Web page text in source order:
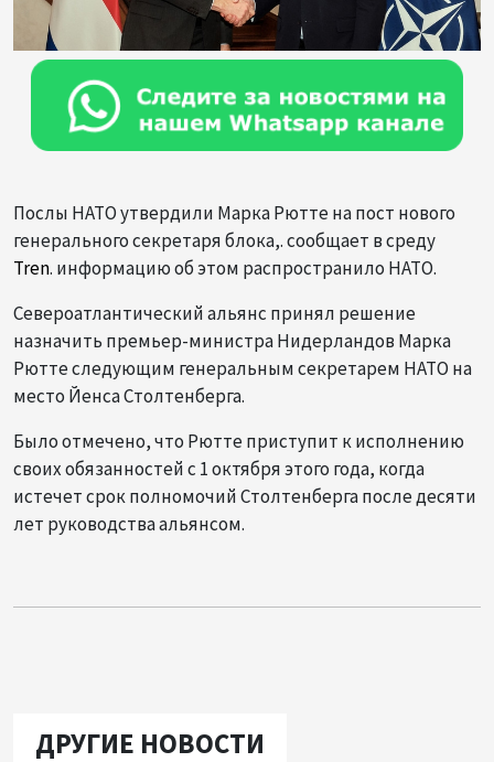
Послы НАТО утвердили Марка Рютте на пост нового
генерального секретаря блока,. сообщает в среду
Tren. информацию об этом распространило НАТО.
Североатлантический альянс принял решение
назначить премьер-министра Нидерландов Марка
Рютте следующим генеральным секретарем НАТО на
место Йенса Столтенберга.
Было отмечено, что Рютте приступит к исполнению
своих обязанностей с 1 октября этого года, когда
истечет срок полномочий Столтенберга после десяти
лет руководства альянсом.
ДРУГИЕ НОВОСТИ